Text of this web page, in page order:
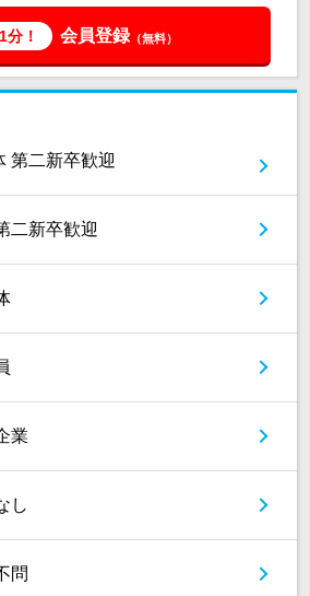
分！ 会員登録（無料）
第二新卒歓迎
二新卒歓迎
業
し
問